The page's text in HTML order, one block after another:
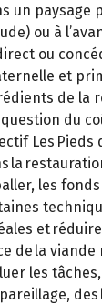
un paysage
ou à
ou
et
de la
du
Les
la
les
et
de la
les